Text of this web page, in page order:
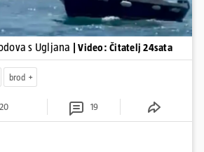
s Ugljana | Video: Čitatelj 24sata
brod
20 19